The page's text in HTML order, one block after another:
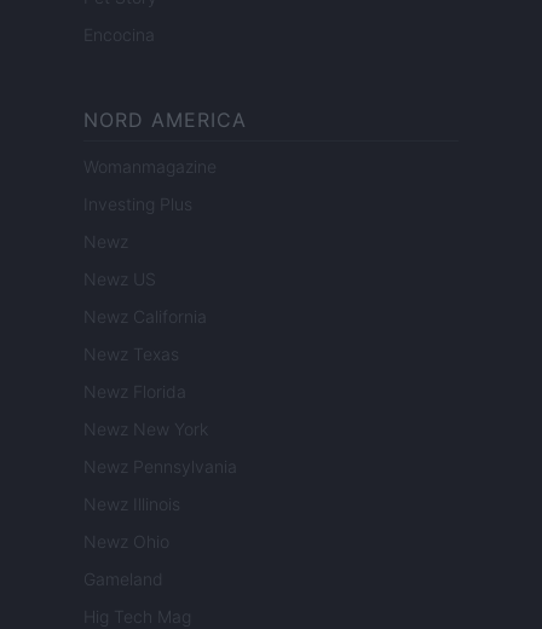
Encocina
NORD AMERICA
Womanmagazine
Investing Plus
Newz
Newz US
Newz California
Newz Texas
Newz Florida
Newz New York
Newz Pennsylvania
Newz Illinois
Newz Ohio
Gameland
Hig Tech Mag